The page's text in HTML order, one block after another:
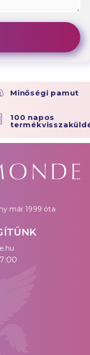
Minőségi pamut
100 napos
már 1999 óta